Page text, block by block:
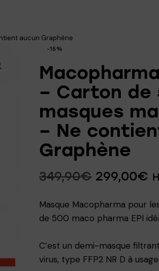
aucun Graphène
-15%
Macopharma
– Carton de
masques
– Ne
Graphène
349,90€ 299,00€
Masque Macopharma pour
de 500 maco pharma EPI
C’est un demi-masque
virus, type FFP2 NR D à